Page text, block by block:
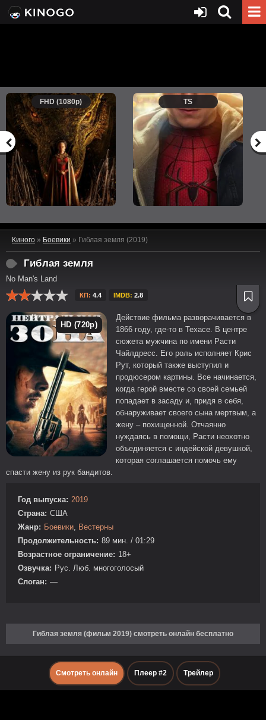
FHD (1080p) TS
Киного » Боевики » Гиблая земля (2019)
Гиблая земля
No Man's Land
КП: 4.4 IMDB: 2.8
HD (720p)
Действие фильма разворачивается в
1866 году, где-то в Техасе. В центре
сюжета мужчина по имени Расти
Чайлдресс. Его роль исполняет Крис
Рут, который также выступил и
продюсером картины. Все начинается,
когда герой вместе со своей семьей
попадает в засаду и, придя в себя,
обнаруживает своего сына мертвым, а
жену – похищенной. Отчаянно
нуждаясь в помощи, Расти неохотно
объединяется с индейской девушкой,
которая соглашается помочь ему
спасти жену из рук бандитов.
Год выпуска: 2019
Страна: США
Жанр: Боевики, Вестерны
Продолжительность: 89 мин. / 01:29
Возрастное ограничение: 18+
Озвучка: Рус. Люб. многоголосый
Слоган: —
Гиблая земля (фильм 2019) смотреть онлайн бесплатно
Смотреть онлайн Плеер #2 Трейлер